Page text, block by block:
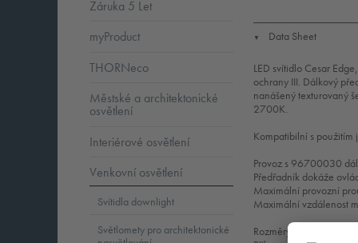
▼ Data Sheet
LED svítidlo Cesar
ochrany III. Dálkový
nanášený texturovaný
2700K.
Kompatibilní s
Provoz s 96700030
Předřadník dokáže
Maximální provozní
Maximální vzdálenost
Rozměry: Ø235 x 50 mm
Záruka 5 Let
myProduct
THORNeco
Městské a architektonické
osvětlení
Interiérové osvětlení
Venkovní osvětlení
Svítidla downlight
Světlomety pro architektonické